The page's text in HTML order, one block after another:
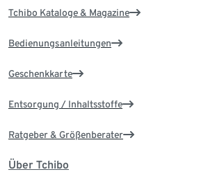
Tchibo Kataloge & Magazine
Bedienungsanleitungen
Geschenkkarte
Entsorgung / Inhaltsstoffe
Ratgeber & Größenberater
Über Tchibo